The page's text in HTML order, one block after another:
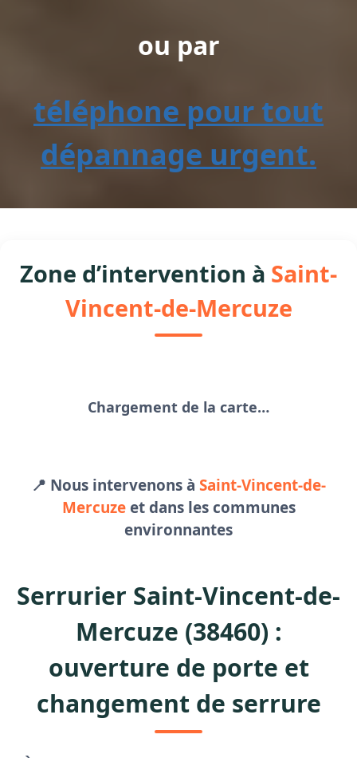
ou par
téléphone pour tout
dépannage urgent.
Zone d’intervention à Saint-
Vincent-de-Mercuze
Chargement de la carte…
📍 Nous intervenons à Saint-Vincent-de-
Mercuzeet dans les communes
environnantes
Serrurier Saint-Vincent-de-
Mercuze (38460) :
ouverture de porte et
changement de serrure